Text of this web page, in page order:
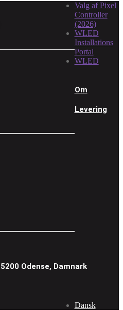
Valg af Pixel
Controller
(2026)
WLED
Installations
Portal
WLED
Om
Levering
Odense, Damnark
Dansk